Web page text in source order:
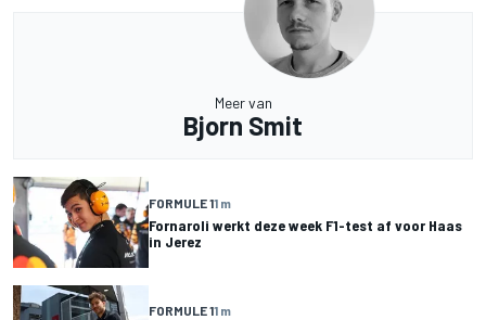
Meer van
Bjorn Smit
FORMULE 11 m
Fornaroli werkt deze week F1-test af voor Haas
in Jerez
FORMULE 11 m